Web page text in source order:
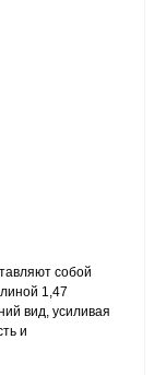
собой
1,47
вид, усиливая
и